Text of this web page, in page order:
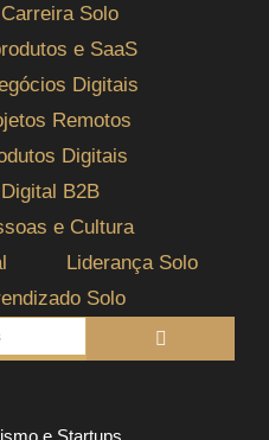
Solo
e SaaS
Digitais
Remotos
Digitais
B2B
e Cultura
Liderança Solo
Solo
e Startups